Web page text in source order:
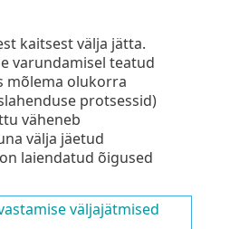
kaitsest välja jätta.
varundamisel teatud
mõlema olukorra
protsessid)
väheneb
välja jäetud
laiendatud õigused
väljajätmised